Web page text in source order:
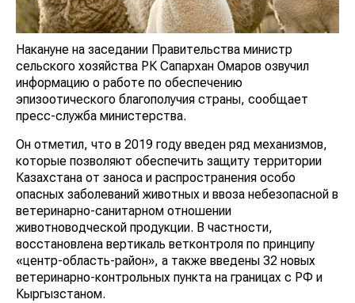
Накануне на заседании Правительства министр
сельского хозяйства РК Сапархан Омаров озвучил
информацию о работе по обеспечению
эпизоотического благополучия страны, сообщает
пресс-служба министерства.
Он отметил, что в 2019 году введен ряд механизмов,
которые позволяют обеспечить защиту территории
Казахстана от заноса и распространения особо
опасных заболеваний животных и ввоза небезопасной в
ветеринарно-санитарном отношении
животноводческой продукции. В частности,
восстановлена вертикаль ветконтроля по принципу
«центр-область-район», а также введены 32 новых
ветеринарно-контрольных пункта на границах с РФ и
Кыргызстаном.